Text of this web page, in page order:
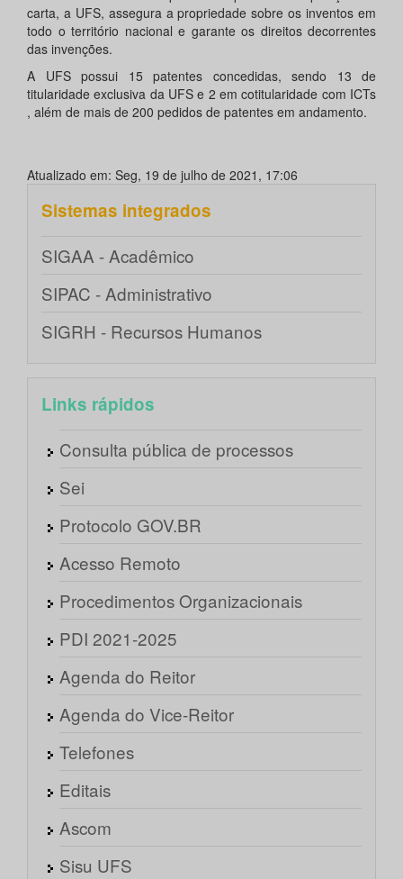
carta, a UFS, assegura a propriedade sobre os inventos em
todo o território nacional e garante os direitos decorrentes
das invenções.
A UFS possui 15 patentes concedidas, sendo 13 de
titularidade exclusiva da UFS e 2 em cotitularidade com ICTs
, além de mais de 200 pedidos de patentes em andamento.
Atualizado em: Seg, 19 de julho de 2021, 17:06
Sistemas integrados
SIGAA - Acadêmico
SIPAC - Administrativo
SIGRH - Recursos Humanos
Links rápidos
Consulta pública de processos
Sei
Protocolo GOV.BR
Acesso Remoto
Procedimentos Organizacionais
PDI 2021-2025
Agenda do Reitor
Agenda do Vice-Reitor
Telefones
Editais
Ascom
Sisu UFS